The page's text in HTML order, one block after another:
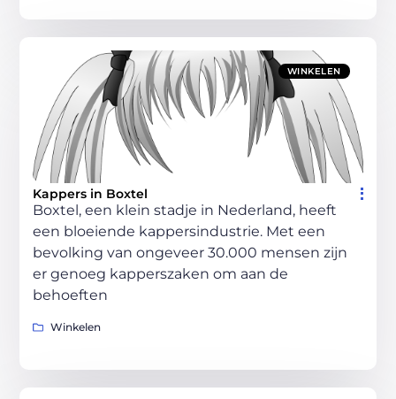
WINKELEN
Kappers in Boxtel
Boxtel, een klein stadje in Nederland, heeft
een bloeiende kappersindustrie. Met een
bevolking van ongeveer 30.000 mensen zijn
er genoeg kapperszaken om aan de
behoeften
Winkelen